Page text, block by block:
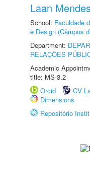
Laan
School: Faculdade
e Design (Câmpus
Department:
RELAÇÕES
Academic
title: MS-3.2
Orcid
CV
Dimensions
Repositório